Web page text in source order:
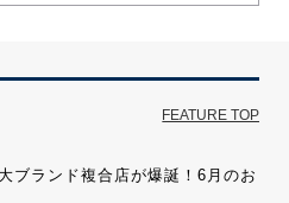
FEATURE TOP